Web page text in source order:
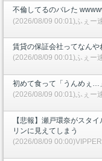
不倫してるのバレた
(2026/08/09 00:01)ふぇー
賃貸の保証会社ってなんや
(2026/08/09 00:01)ふぇー
初めて食って「うんめぇ…
(2026/08/09 00:01)ふぇー
【悲報】瀬戸環奈がスタ
リンに見えてしまう
(2026/08/09